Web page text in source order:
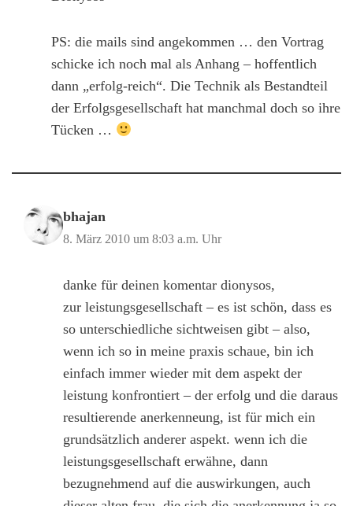
PS: die mails sind angekommen … den Vortrag
schicke ich noch mal als Anhang – hoffentlich
dann „erfolg-reich“. Die Technik als Bestandteil
der Erfolgsgesellschaft hat manchmal doch so ihre
Tücken …
bhajan
8. März 2010 um 8:03 a.m. Uhr
danke für deinen komentar dionysos,
zur leistungsgesellschaft – es ist schön, dass es
so unterschiedliche sichtweisen gibt – also,
wenn ich so in meine praxis schaue, bin ich
einfach immer wieder mit dem aspekt der
leistung konfrontiert – der erfolg und die daraus
resultierende anerkenneung, ist für mich ein
grundsätzlich anderer aspekt. wenn ich die
leistungsgesellschaft erwähne, dann
bezugnehmend auf die auswirkungen, auch